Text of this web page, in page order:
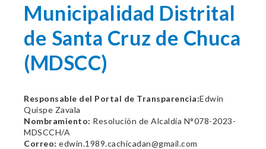
Municipalidad Distrital
de Santa Cruz de Chuca
(MDSCC)
Responsable del Portal de Transparencia:Edwin
Quispe Zavala
Nombramiento: Resolución de Alcaldía N°078-2023-
MDSCCH/A
Correo: edwin.1989.cachicadan@gmail.com